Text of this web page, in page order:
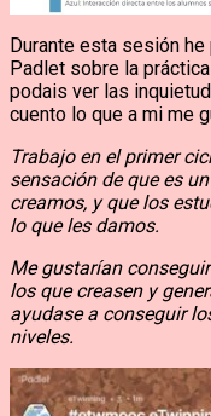
Durante esta sesión
Padlet sobre la
podais ver las
cuento lo que a mi me
Trabajo en el primer
sensación de que es
creamos, y que los
lo que les damos.
Me gustarían
los que creasen y
ayudase a conseguir
niveles.